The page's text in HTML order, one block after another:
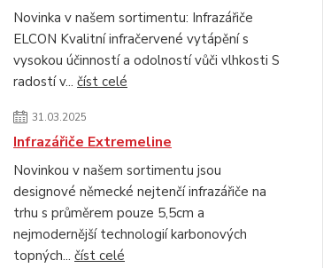
Novinka v našem sortimentu: Infrazářiče
ELCON Kvalitní infračervené vytápění s
vysokou účinností a odolností vůči vlhkosti S
radostí v... číst celé
31.03.2025
Infrazářiče Extremeline
Novinkou v našem sortimentu jsou
designové německé nejtenčí infrazářiče na
trhu s průměrem pouze 5,5cm a
nejmodernější technologií karbonových
topných... číst celé